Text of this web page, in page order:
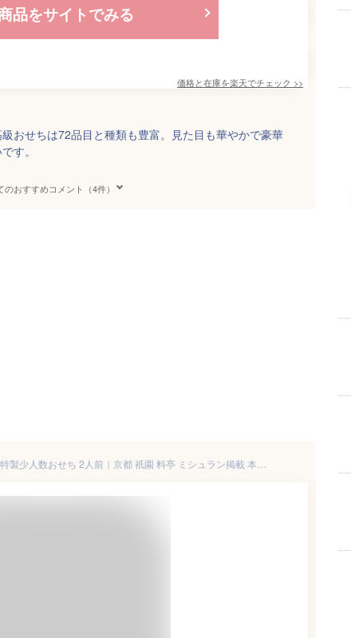
品をサイトでみる
価格と在庫を楽天でチェック >>
おせちは72品目と種類も豊富。見た目も華やかで豪華
す。
のおすすめコメント（4件）